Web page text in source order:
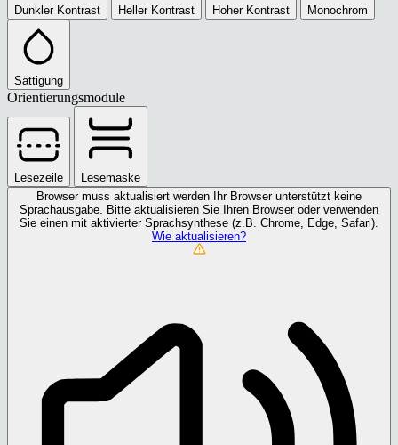
Dunkler Kontrast Heller Kontrast Hoher Kontrast Monochrom
Sättigung
Orientierungsmodule
Lesezeile
Lesemaske
Browser muss aktualisiert werden
Ihr Browser unterstützt keine
Sprachausgabe. Bitte aktualisieren Sie Ihren Browser oder verwenden
Sie einen mit aktivierter Sprachsynthese (z.B. Chrome, Edge, Safari).
Wie aktualisieren?